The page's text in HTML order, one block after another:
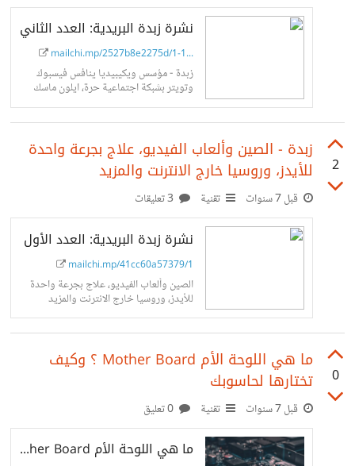
نشرة زبدة البريدية: العدد الثاني
mailchi.mp/2527b8e2275d/1-1...
زبدة - مؤسس ويكيبيديا ينافس فيسبوك
وتويتر بشبكة اجتماعية حرة، ايلون ماسك
وشاحنته الجديدة، وشركة تي موبايل تحاول
2
زبدة - الصين وألعاب الفيديو، علاج بجرعة واحدة
للأيدز، وروسيا خارج الانترنت والمزيد
قبل 7 سنوات تقنية
نشرة زبدة البريدية: العدد الأول
mailchi.mp/41cc60a57379/1
الصين وألعاب الفيديو، علاج بجرعة واحدة
للأيدز، وروسيا خارج الانترنت والمزيد
0
ما هي اللوحة الأم Mother Board ؟ وكيف
تختارها لحاسوبك
قبل 7 سنوات تقنية
ما هي اللوحة الأم Mother Board ؟ وكيف تختارها لحاسوبك